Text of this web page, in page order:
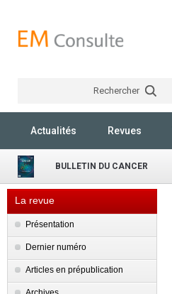
Rechercher
Actualités Revues
BULLETIN DU CANCER
La revue
Présentation
Dernier numéro
Articles en prépublication